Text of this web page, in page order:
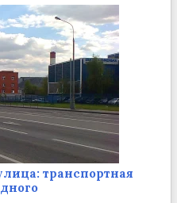
транспортная